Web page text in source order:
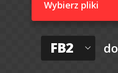
Wybierz pliki
FB2 do